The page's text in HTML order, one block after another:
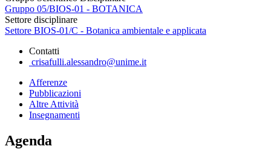
Gruppo 05/BIOS-01 - BOTANICA
Settore disciplinare
Settore BIOS-01/C - Botanica ambientale e applicata
Contatti
crisafulli.alessandro@unime.it
Afferenze
Pubblicazioni
Altre Attività
Insegnamenti
Agenda